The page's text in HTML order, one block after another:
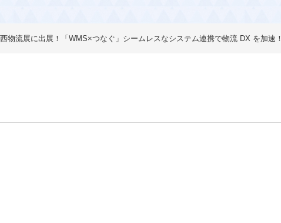
物流展に出展！「WMS×つなぐ」シームレスなシステム連携で物流 DX を加速！